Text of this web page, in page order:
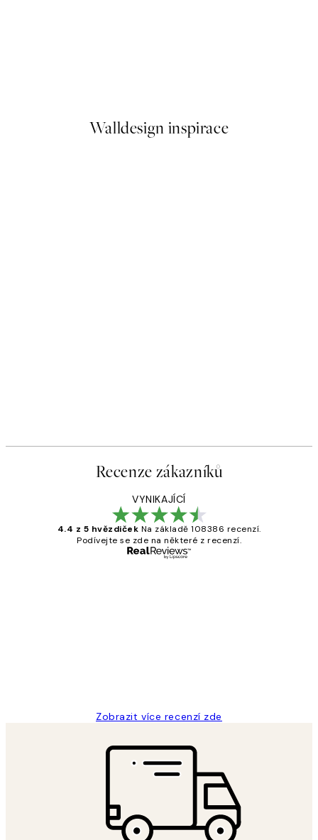
Walldesign inspirace
Recenze zákazníků
VYNIKAJÍCÍ
4.4 z 5 hvězdiček Na základě 108386 recenzí.
Podívejte se zde na některé z recenzí.
Zobrazit více recenzí zde